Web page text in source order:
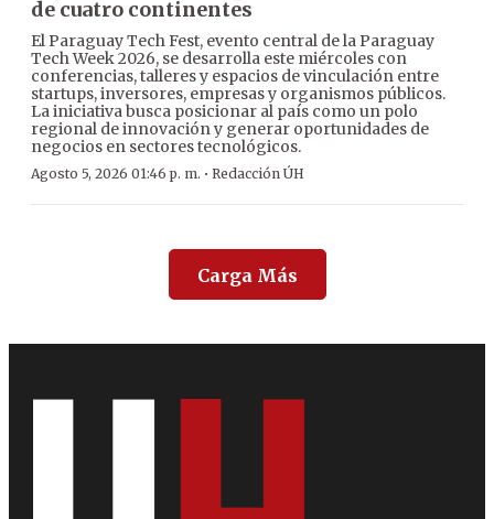
de cuatro continentes
El Paraguay Tech Fest, evento central de la Paraguay
Tech Week 2026, se desarrolla este miércoles con
conferencias, talleres y espacios de vinculación entre
startups, inversores, empresas y organismos públicos.
La iniciativa busca posicionar al país como un polo
regional de innovación y generar oportunidades de
negocios en sectores tecnológicos.
Agosto 5, 2026 01:46 p. m. · Redacción ÚH
Carga Más